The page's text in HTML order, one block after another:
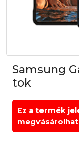
Samsung
tok
Ez a termék